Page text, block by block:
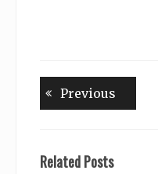
Previous
Related Posts